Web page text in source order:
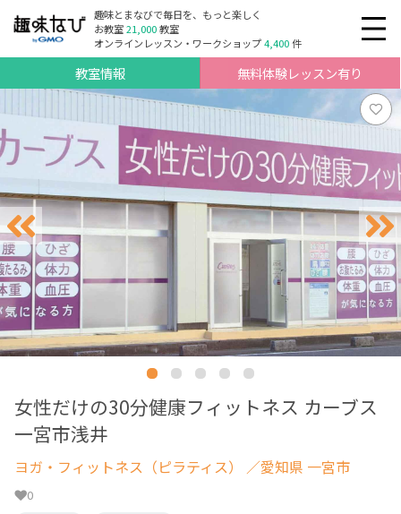
趣味とまなびで毎日を、もっと楽しく
お教室21,000教室
オンラインレッスン・ワークショップ4,400件
教室情報 無料体験レッスン有り
女性だけの30分健康フィットネス カーブス
一宮市浅井
ヨガ・フィットネス（ピラティス） ／愛知県 一宮市
0